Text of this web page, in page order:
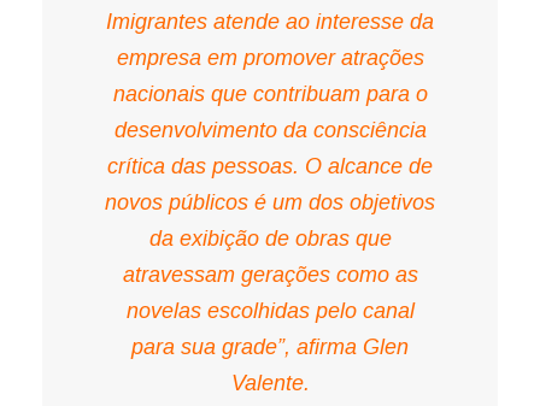
Imigrantes atende ao interesse da
empresa em promover atrações
nacionais que contribuam para o
desenvolvimento da consciência
crítica das pessoas. O alcance de
novos públicos é um dos objetivos
da exibição de obras que
atravessam gerações como as
novelas escolhidas pelo canal
para sua grade”, afirma Glen
Valente.